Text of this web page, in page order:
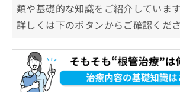
類や基礎的な知識をご紹介しています
詳しくは下のボタンからご確認くださ